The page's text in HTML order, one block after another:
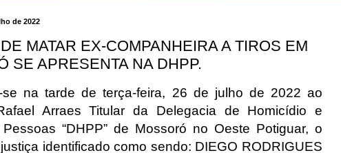
de 2022
MATAR EX-COMPANHEIRA A TIROS EM
SE APRESENTA NA DHPP.
se na tarde de terça-feira, 26 de julho de 2022 ao
Arraes Titular da Delegacia de Homicídio e
“DHPP” de Mossoró no Oeste Potiguar, o
identificado como sendo: DIEGO RODRIGUES